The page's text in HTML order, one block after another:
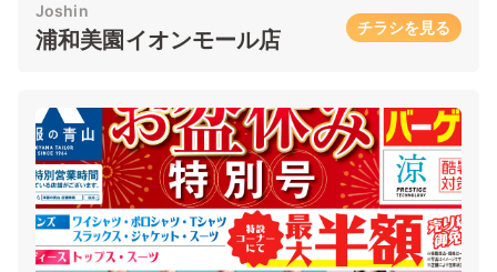
Joshin
浦和美園イオンモール店 チラシを見る